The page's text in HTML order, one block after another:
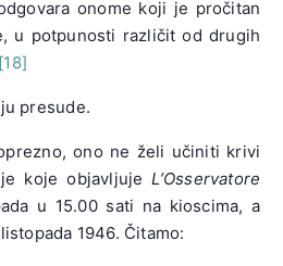
onome koji je pročitan
u potpunosti različit od drugih
[18]
presude.
ono ne želi učiniti krivi
koje objavljujeL’Osservatore
u 15.00 sati na kioscima, a
1946. Čitamo: